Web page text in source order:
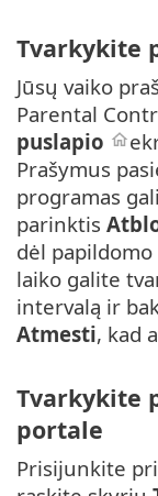
Tvarkykite
Jūsų vaiko
Parental
puslapio
Prašymus
programas
parinktis
dėl
laiko galite
intervalą ir
Atmesti, kad
Tvarkykite
portale
Prisijunkite